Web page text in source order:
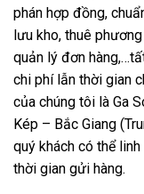
phán hợp đồng,
lưu kho, thuê
quản lý đơn
chi phí lẫn thời gian
của chúng tôi là Ga
Kép – Bắc Giang
quý khách có thể
thời gian gửi hàng.